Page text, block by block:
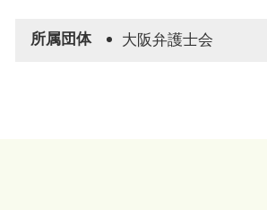
所属団体 大阪弁護士会